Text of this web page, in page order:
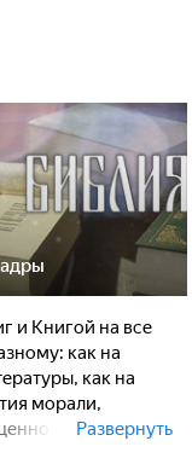
и Книгой на все
как на
как на
морали,
Но
Развернуть